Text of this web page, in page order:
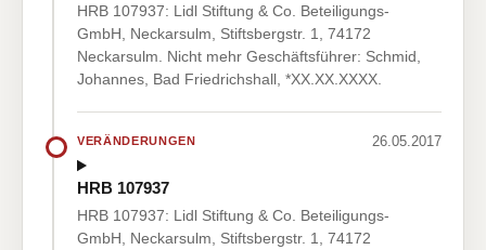
HRB 107937: Lidl Stiftung & Co. Beteiligungs-
GmbH, Neckarsulm, Stiftsbergstr. 1, 74172
Neckarsulm. Nicht mehr Geschäftsführer: Schmid,
Johannes, Bad Friedrichshall, *XX.XX.XXXX.
VERÄNDERUNGEN 26.05.2017
HRB 107937
HRB 107937: Lidl Stiftung & Co. Beteiligungs-
GmbH, Neckarsulm, Stiftsbergstr. 1, 74172